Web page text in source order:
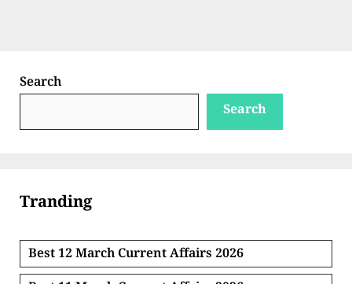
Search
Search
Tranding
Best 12 March Current Affairs 2026